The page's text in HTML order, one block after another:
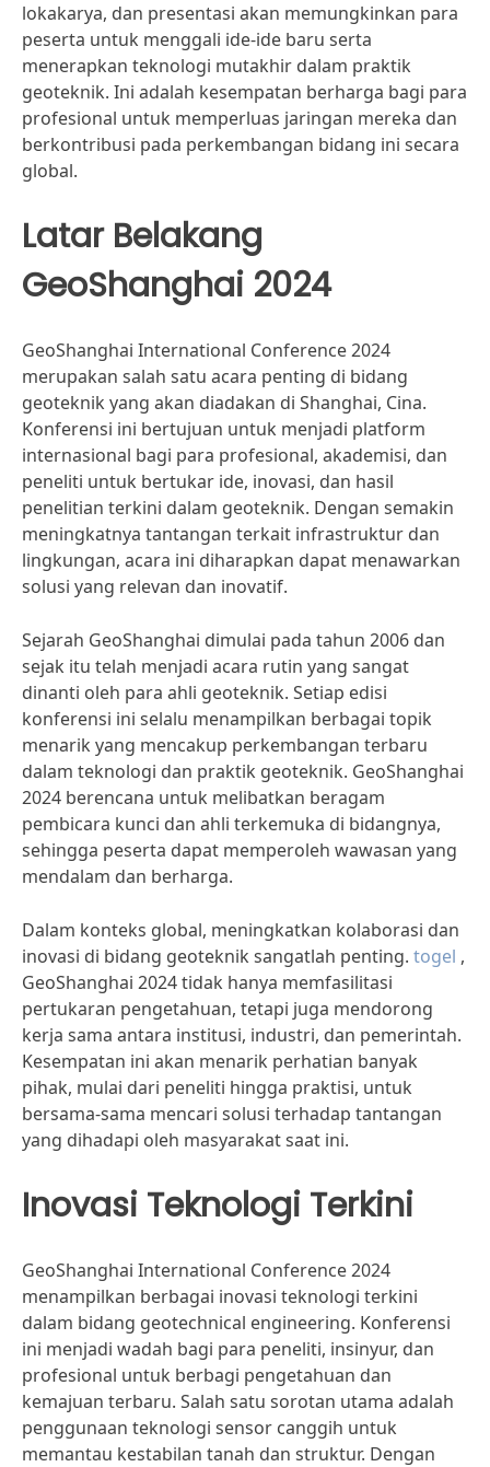
lokakarya, dan presentasi akan memungkinkan para
peserta untuk menggali ide-ide baru serta
menerapkan teknologi mutakhir dalam praktik
geoteknik. Ini adalah kesempatan berharga bagi para
profesional untuk memperluas jaringan mereka dan
berkontribusi pada perkembangan bidang ini secara
global.
Latar Belakang
GeoShanghai 2024
GeoShanghai International Conference 2024
merupakan salah satu acara penting di bidang
geoteknik yang akan diadakan di Shanghai, Cina.
Konferensi ini bertujuan untuk menjadi platform
internasional bagi para profesional, akademisi, dan
peneliti untuk bertukar ide, inovasi, dan hasil
penelitian terkini dalam geoteknik. Dengan semakin
meningkatnya tantangan terkait infrastruktur dan
lingkungan, acara ini diharapkan dapat menawarkan
solusi yang relevan dan inovatif.
Sejarah GeoShanghai dimulai pada tahun 2006 dan
sejak itu telah menjadi acara rutin yang sangat
dinanti oleh para ahli geoteknik. Setiap edisi
konferensi ini selalu menampilkan berbagai topik
menarik yang mencakup perkembangan terbaru
dalam teknologi dan praktik geoteknik. GeoShanghai
2024 berencana untuk melibatkan beragam
pembicara kunci dan ahli terkemuka di bidangnya,
sehingga peserta dapat memperoleh wawasan yang
mendalam dan berharga.
Dalam konteks global, meningkatkan kolaborasi dan
inovasi di bidang geoteknik sangatlah penting. togel ,
GeoShanghai 2024 tidak hanya memfasilitasi
pertukaran pengetahuan, tetapi juga mendorong
kerja sama antara institusi, industri, dan pemerintah.
Kesempatan ini akan menarik perhatian banyak
pihak, mulai dari peneliti hingga praktisi, untuk
bersama-sama mencari solusi terhadap tantangan
yang dihadapi oleh masyarakat saat ini.
Inovasi Teknologi Terkini
GeoShanghai International Conference 2024
menampilkan berbagai inovasi teknologi terkini
dalam bidang geotechnical engineering. Konferensi
ini menjadi wadah bagi para peneliti, insinyur, dan
profesional untuk berbagi pengetahuan dan
kemajuan terbaru. Salah satu sorotan utama adalah
penggunaan teknologi sensor canggih untuk
memantau kestabilan tanah dan struktur. Dengan